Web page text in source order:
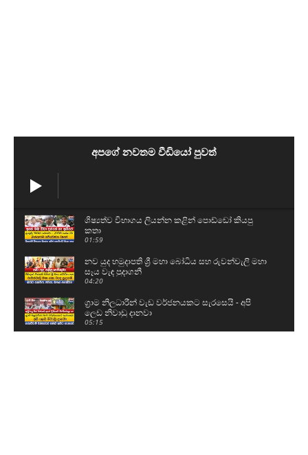
අපගේ නවතම වීඩියෝ පුවත්
ශිෂ්‍යත්ව විභාගය ලියන්න කළින් පොඩ්ඩෝ කියපු
කතා
01:59
නව යුද හමුදාපති ශ්‍රී මහා බෝධිය සහ රුවන්වැලි මහා
සෑය වැඳ පුදාගනී
04:20
ග්‍රාම නිලධාරීන් වැඩ වර්ජනයකට සැරසෙයි - අපි
ලෙඩ නිවාඩු දානවා
05:15